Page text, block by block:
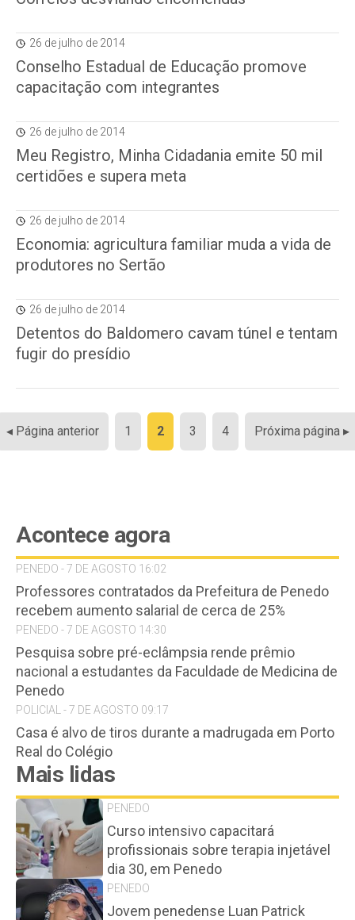
26 de julho de 2014
Conselho Estadual de Educação promove
capacitação com integrantes
26 de julho de 2014
Meu Registro, Minha Cidadania emite 50 mil
certidões e supera meta
26 de julho de 2014
Economia: agricultura familiar muda a vida de
produtores no Sertão
26 de julho de 2014
Detentos do Baldomero cavam túnel e tentam
fugir do presídio
Paginação
de
◂ Página anterior 1 2 3 4 Próxima página ▸
Acontece agora
PENEDO - 7 DE AGOSTO 16:02
Professores contratados da Prefeitura de Penedo
recebem aumento salarial de cerca de 25%
PENEDO - 7 DE AGOSTO 14:30
Pesquisa sobre pré-eclâmpsia rende prêmio
nacional a estudantes da Faculdade de Medicina de
Penedo
POLICIAL - 7 DE AGOSTO 09:17
Casa é alvo de tiros durante a madrugada em Porto
Real do Colégio
Mais lidas
PENEDO
Curso intensivo capacitará
profissionais sobre terapia injetável
dia 30, em Penedo
PENEDO
Jovem penedense Luan Patrick